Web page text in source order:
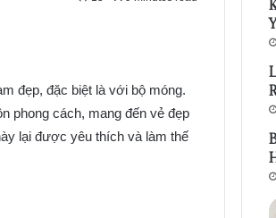
đẹp, đặc biệt là với bộ móng.
phong cách, mang đến vẻ đẹp
lại được yêu thích và làm thế